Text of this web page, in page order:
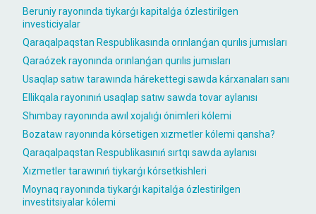
Beruniy rayonında tiykarǵı kapitalǵa ózlestirilgen
investiciyalar
Qaraqalpaqstan Respublikasında orınlanǵan qurılıs jumısları
Qaraózek rayonında orınlanǵan qurılıs jumısları
Usaqlap satıw tarawında hárekettegi sawda kárxanaları sanı
Ellikqala rayonınıń usaqlap satıw sawda tovar aylanısı
Shımbay rayonında awıl xojalıǵı ónimleri kólemi
Bozataw rayonında kórsetigen xızmetler kólemi qansha?
Qaraqalpaqstan Respublikasınıń sırtqı sawda aylanısı
Xızmetler tarawınıń tiykarǵı kórsetkishleri
Moynaq rayonında tiykarǵı kapitalǵa ózlestirilgen
investitsiyalar kólemi